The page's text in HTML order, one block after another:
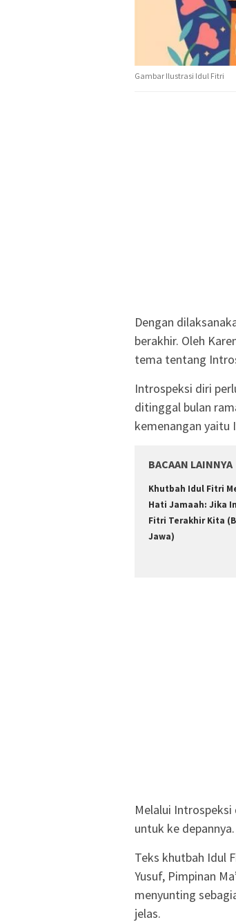
Gambar Ilustrasi Idul Fitri
Dengan
berakhir. Oleh
tema tentang
Introspeksi diri
ditinggal bulan
kemenangan yaitu
BACAAN LAINNYA
Khutbah Idul Fitri
Hati Jamaah: Jika
Fitri Terakhir Kita
Jawa)
Melalui
untuk ke
Teks khutbah Idul
Yusuf, Pimpinan
menyunting
jelas.